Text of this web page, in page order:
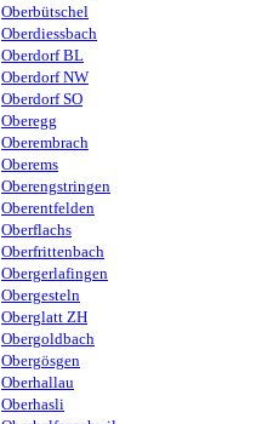
Oberbütschel
Oberdiessbach
Oberdorf BL
Oberdorf NW
Oberdorf SO
Oberegg
Oberembrach
Oberems
Oberengstringen
Oberentfelden
Oberflachs
Oberfrittenbach
Obergerlafingen
Obergesteln
Oberglatt ZH
Obergoldbach
Obergösgen
Oberhallau
Oberhasli